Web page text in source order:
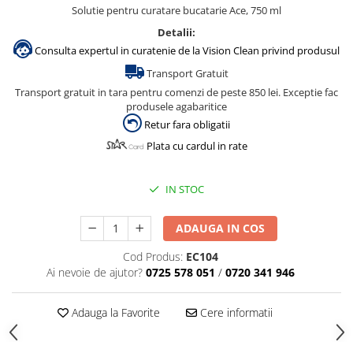
Dispensere / Dozatoare
Dispensere acoperitoare colac wc
Dispensere hartie igienica
Dispensere odorizante
Dispensere prosoape pliate (Z)
Dispensere pungi igiena feminina
Dispensere servetele masa,
servetele faciale
Dozatoare sapun lichid
Uscatoare de maini si par
Uscatoare de maini
Uscatoare de par
Solutie pentru curatare bucatarie Ace, 750 ml
Detalii:
Consulta expertul in curatenie de la Vision Clean privind produsul
Transport Gratuit
Transport gratuit in tara pentru comenzi de peste 850 lei. Exceptie fac
produsele agabaritice
Retur fara obligatii
Plata cu cardul in rate
IN STOC
ADAUGA IN COS
Cod Produs: EC104
Ai nevoie de ajutor? 0725 578 051 / 0720 341 946
Adauga la Favorite Cere informatii